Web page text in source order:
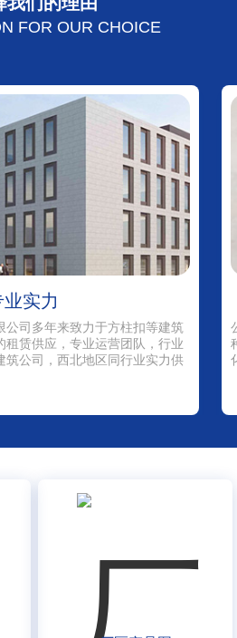
FOR OUR CHOICE
实力
司多年来致力于方柱扣等建筑
赁供应，专业运营团队，行业
公司，西北地区同行业实力供